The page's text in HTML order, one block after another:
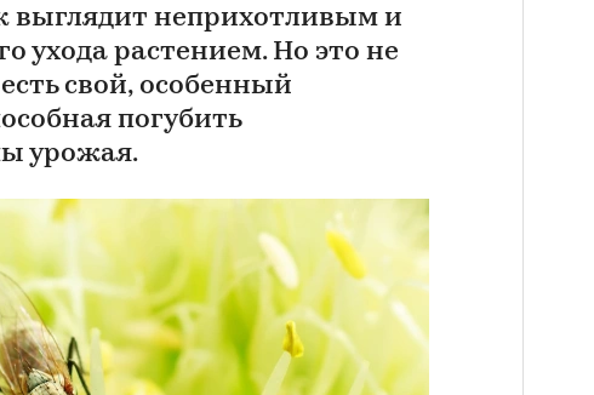
выглядит неприхотливым и
ухода растением. Но это не
свой, особенный
погубить
урожая.